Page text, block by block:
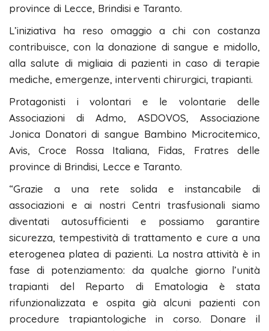
province di Lecce, Brindisi e Taranto.
L’iniziativa ha reso omaggio a chi con costanza
contribuisce, con la donazione di sangue e midollo,
alla salute di migliaia di pazienti in caso di terapie
mediche, emergenze, interventi chirurgici, trapianti.
Protagonisti i volontari e le volontarie delle
Associazioni di Admo, ASDOVOS, Associazione
Jonica Donatori di sangue Bambino Microcitemico,
Avis, Croce Rossa Italiana, Fidas, Fratres delle
province di Brindisi, Lecce e Taranto.
“Grazie a una rete solida e instancabile di
associazioni e ai nostri Centri trasfusionali siamo
diventati autosufficienti e possiamo garantire
sicurezza, tempestività di trattamento e cure a una
eterogenea platea di pazienti. La nostra attività è in
fase di potenziamento: da qualche giorno l’unità
trapianti del Reparto di Ematologia è stata
rifunzionalizzata e ospita già alcuni pazienti con
procedure trapiantologiche in corso. Donare il